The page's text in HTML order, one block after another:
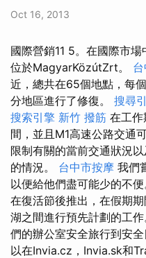
Oct 16, 2013
國際營銷11 5。在國際市
位於MagyarKözútZrt。
近，總共在65個地點，每
分地區進行了修復。 搜尋
搜索引擎 新竹 撥筋 在工
間，並且M1高速公路交通
限制有關的當前交通狀況
的情況。 台中市按摩 我們
以便給他們盡可能少的不便
在復活節後推出，在假期
湖之間進行預先計劃的工
們的辦公室安全旅行到安全
以在Invia.cz，Invia.sk和